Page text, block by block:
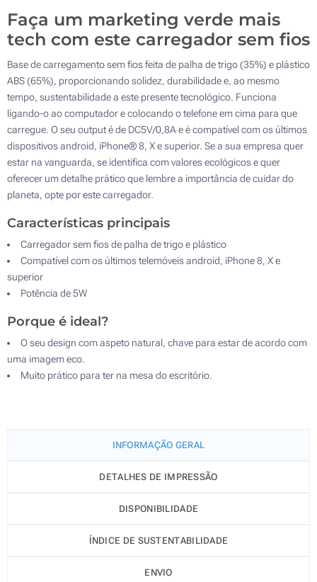
Faça um marketing verde mais
tech com este carregador sem fios
Base de carregamento sem fios feita de palha de trigo (35%) e plástico
ABS (65%), proporcionando solidez, durabilidade e, ao mesmo
tempo, sustentabilidade a este presente tecnológico. Funciona
ligando-o ao computador e colocando o telefone em cima para que
carregue. O seu output é de DC5V/0,8A e é compatível com os últimos
dispositivos android, iPhone® 8, X e superior. Se a sua empresa quer
estar na vanguarda, se identifica com valores ecológicos e quer
oferecer um detalhe prático que lembre a importância de cuidar do
planeta, opte por este carregador.
Características principais
Carregador sem fios de palha de trigo e plástico
Compatível com os últimos telemóveis android, iPhone 8, X e
superior
Potência de 5W
Porque é ideal?
O seu design com aspeto natural, chave para estar de acordo com
uma imagem eco.
Muito prático para ter na mesa do escritório.
INFORMAÇÃO GERAL
DETALHES DE IMPRESSÃO
DISPONIBILIDADE
ÍNDICE DE SUSTENTABILIDADE
ENVIO